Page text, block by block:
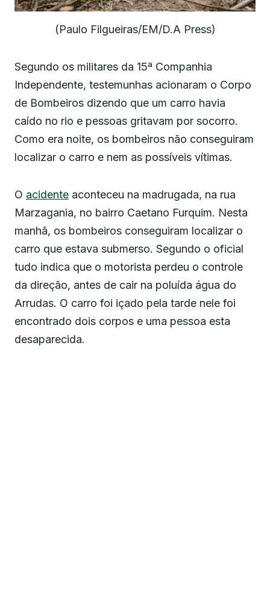
(Paulo Filgueiras/EM/D.A Press)
Segundo os militares da 15ª Companhia
Independente, testemunhas acionaram o Corpo
de Bombeiros dizendo que um carro havia
caído no rio e pessoas gritavam por socorro.
Como era noite, os bombeiros não conseguiram
localizar o carro e nem as possíveis vítimas.
O acidente aconteceu na madrugada, na rua
Marzagania, no bairro Caetano Furquim. Nesta
manhã, os bombeiros conseguiram localizar o
carro que estava submerso. Segundo o oficial
tudo indica que o motorista perdeu o controle
da direção, antes de cair na poluída água do
Arrudas. O carro foi içado pela tarde nele foi
encontrado dois corpos e uma pessoa esta
desaparecida.